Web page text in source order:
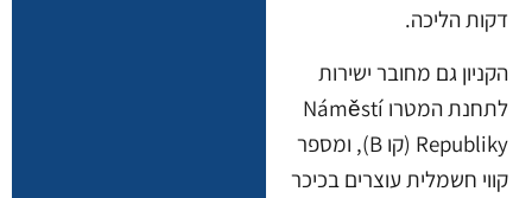
דקות הליכה.
הקניון גם מחובר ישירות
לתחנת המטרו Náměstí
Republiky (קו B), ומספר
קווי חשמלית עוצרים בכיכר